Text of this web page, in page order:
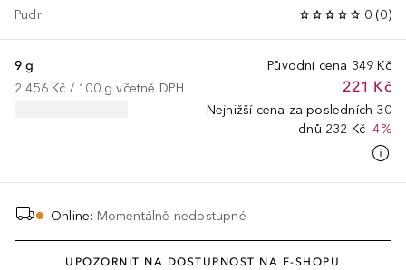
Pudr 0 (0)
Původní cena 349 Kč
221 Kč
Nejnižší cena za posledních 30
dnů 232 Kč -4%
9 g
2 456 Kč / 100 g včetně DPH
Online: Momentálně nedostupné
UPOZORNIT NA DOSTUPNOST NA E-SHOPU